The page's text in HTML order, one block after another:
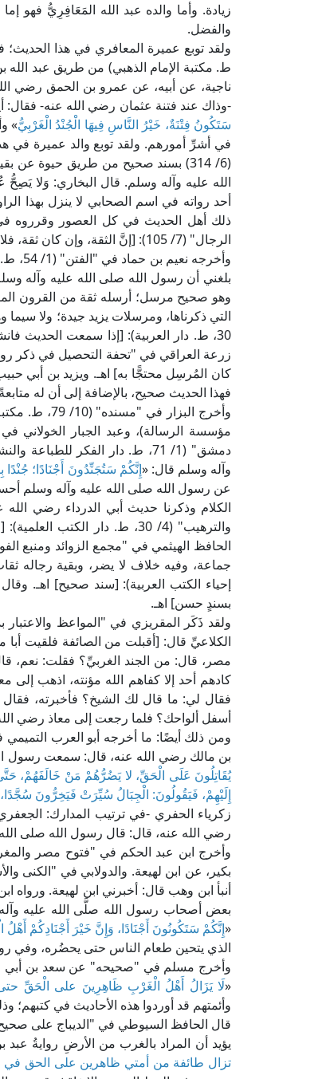
زيادة. وأما والده عبد الله المَعَافِرِيُّ فهو
والفضل.
ط. مكتبة الإمام الذهبي) من طريق عبد الله
ناجية، عن أبيه، عن عمرو بن الحمق رضي
-وذاك عند فتنة عثمان رضي الله عنه- فقال:
سَتَكُونُ فِتْنَةٌ، خَيْرُ النَّاسِ فِيهَا الْجُنْدُ الْغَرْبِيُّ»
في أشرِّ أمورهم. ولقد توبع والد عميرة في
(6/ 314) بسند صحيح من طريق حيوة
الله عليه وآله وسلم. قال البخاري: وَلا
أحد رواته في اسم الصحابي لا ينزل بهذا
ذلك أهل الحديث في كل العصور وقرروه
الرجال" (7/ 105): [إنَّ الثقة، وإن كان ثقة، فلا بدَّ فإنه يَهِم في الشيء بعد الشيء] اهـ.
بلغني أن رسول الله صلى الله عليه وآله
التي ذكرناها، ومرسلات يزيد جيدة؛ ولا
30، ط. دار العربية): [إذا سمعت الحديث
كان المُرسِل محتجًّا به] اهـ. ويزيد بن أبي
فهذا الحديث صحيح، بالإضافة إلى أن له
دمشق" (1/ 71، ط. دار الفكر
وآله وسلم قال: «إِنَّكُمْ سَتُجَنِّدُونَ أَجْنَادًا؛
عن رسول الله صلى الله عليه وآله وسلم
الكلام وذكرنا حديث أبي الدرداء رضي
والترهيب" (4/ 30، ط. دار
بسندٍ حسن] اهـ.
الكلاعيِّ قال: [أقبلت من الصائفة فلقيت
مصر، قال: من الجند الغربيِّ؟ فقلت: نعم،
كادهم أحد إلا كفاهم الله مؤنته، اذهب
فقال لي: ما قال لك الشيخ؟ فأخبرته،
أسفل ألواحك؟ فلما رجعت إلى معاذ رضي
بن مالك رضي الله عنه، قال: سمعت رسول
يُقَاتِلُونَ عَلَى الْحَقِّ، لا يَضُرُّهُمْ مَنْ خَالَفَهُمْ،
إِلَيْهِمْ، فَيَقُولُونَ: الْجِبَالُ سُيِّرَتْ فَيَخِرُّونَ
زكرياء الحفري -في ترتيب المدارك:
رضي الله عنه، قال: قال رسول الله صلى
أنبأ ابن وهب قال: أخبرني ابن لهيعة. ورواه
بعض أصحاب رسول الله صلَّى الله عليه
«إِنَّكُمْ سَتَكُونُونَ أَجْنَادًا، وَإِنَّ خَيْرَ أَجْنَادِكُمْ أَهْلُ
الذي يتحين طعام الناس حتى يحضُره، وفي
وأخرج مسلم في "صحيحه" عن سعد بن أبي
«لَا يَزَالُ أَهْلُ الْغَرْبِ ظَاهِرِينَ على الْحَقِّ
وأئمتهم قد أوردوا هذه الأحاديث في
يؤيد أن المراد بالغرب من الأرضِ روايةُ
تزال طائفة من أمتي ظاهرين على الحق في